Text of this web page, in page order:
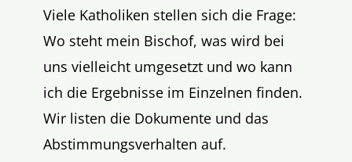
Viele Katholiken stellen sich die Frage:
Wo steht mein Bischof, was wird bei
uns vielleicht umgesetzt und wo kann
ich die Ergebnisse im Einzelnen finden.
Wir listen die Dokumente und das
Abstimmungsverhalten auf.